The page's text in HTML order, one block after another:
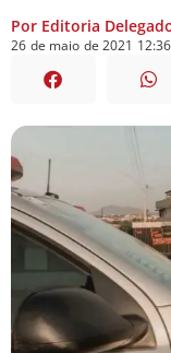
Por Editoria
26 de maio de 2021 12:36